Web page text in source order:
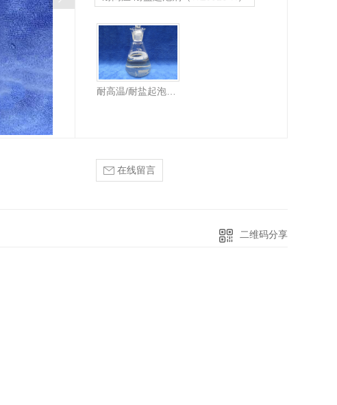
耐高温/耐盐起泡剂（WZJ013-H）
在线留言
二维码分享